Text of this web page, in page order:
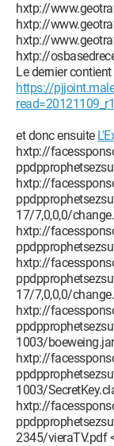
hxtp://
hxtp://
hxtp://
hxtp://
Le dernier
https://
et donc ensuite
hxtp://
hxtp://
17/7,0,0,0/
hxtp://
hxtp://
17/7,0,0,0/
hxtp://
1003/
hxtp://
1003/
hxtp://
2345/vieraTV.pdf